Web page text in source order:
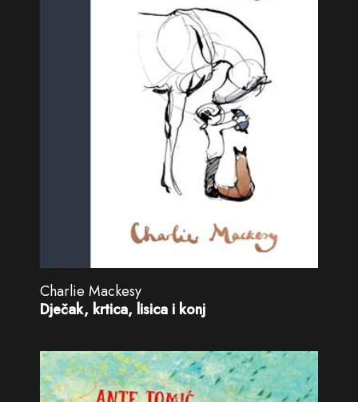
Charlie Mackesy
Dječak, krtica, lisica i konj